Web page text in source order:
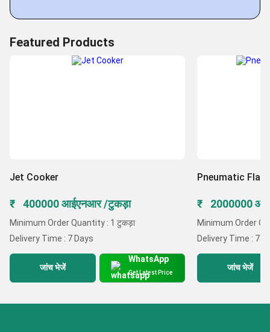
Featured Products
Jet Cooker
₹ 400000 आईएनआर /टुकड़ा
Minimum Order Quantity : 1 टुकड़ा
Delivery Time : 7 Days
जांच भेजें
WhatsApp
Get Latest Price
Pneumatic
₹ 2000000
Minimum Order
Delivery Time : 7
जांच भेजें